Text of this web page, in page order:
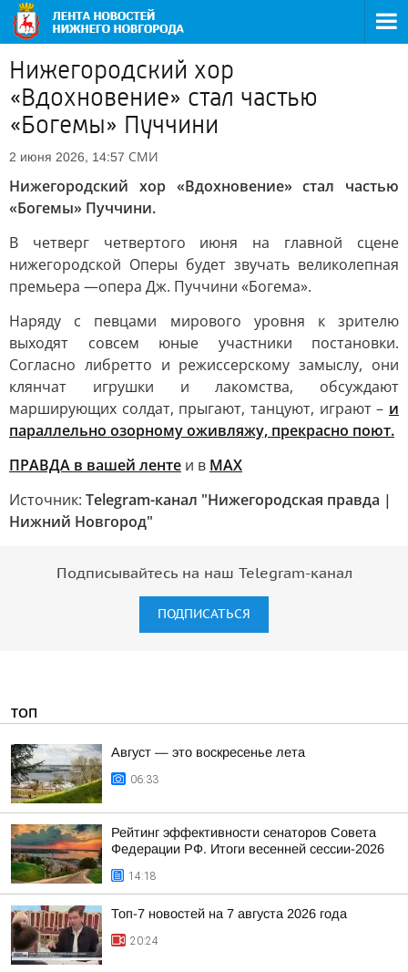
Нижегородский хор
«Вдохновение» стал частью
«Богемы» Пуччини
2 июня 2026, 14:57 СМИ
Нижегородский хор «Вдохновение» стал частью
«Богемы» Пуччини.
В четверг четвертого июня на главной сцене
нижегородской Оперы будет звучать великолепная
премьера —опера Дж. Пуччини «Богема».
Наряду с певцами мирового уровня к зрителю
выходят совсем юные участники постановки.
Согласно либретто и режиссерскому замыслу, они
клянчат игрушки и лакомства, обсуждают
марширующих солдат, прыгают, танцуют, играют – и
параллельно озорному оживляжу, прекрасно поют.
ПРАВДА в вашей ленте и в MAX
Источник: Telegram-канал "Нижегородская правда |
Нижний Новгород"
Подписывайтесь на наш Telegram-канал
ПОДПИСАТЬСЯ
ТОП
Август — это воскресенье лета
06:33
Рейтинг эффективности сенаторов Совета
Федерации РФ. Итоги весенней сессии-2026
14:18
Топ-7 новостей на 7 августа 2026 года
20:24